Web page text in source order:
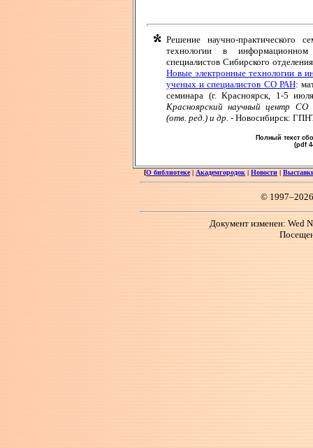
Решение научно-практического
технологии в
специалистов Сибирского
Новые электронные технологии в
ученых и специалистов СО РАН:
семинара (г. Красноярск, 1-5
Красноярский научный центр
(отв. ред.) и др. - Новосибирск:
Полный текст
(pdf
[О библиотеке|Академгородок|Новости|
©
Документ изменен: Wed